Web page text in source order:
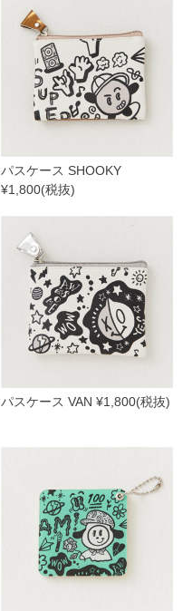
パスケース SHOOKY
¥1,800(税抜)
パスケース VAN ¥1,800(税抜)